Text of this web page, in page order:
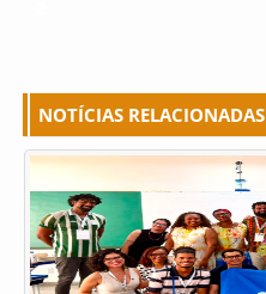
NOTÍCIAS RELACIONADAS